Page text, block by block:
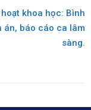
khoa học: Bình
án, báo cáo ca lâm
sàng.